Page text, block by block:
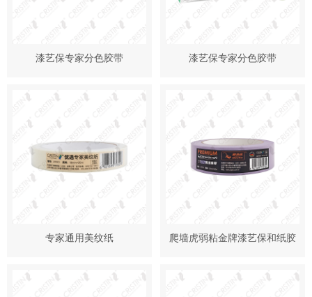
漆艺保专家分色胶带 漆艺保专家分色胶带
专家通用美纹纸 爬墙虎弱粘金牌漆艺保和纸胶